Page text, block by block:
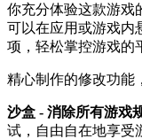
你充分体验这款游戏
可以在应用或游戏内
项，轻松掌控游戏的
精心制作的修改功能
沙盒 - 消除所有游戏
试，自由自在地享受